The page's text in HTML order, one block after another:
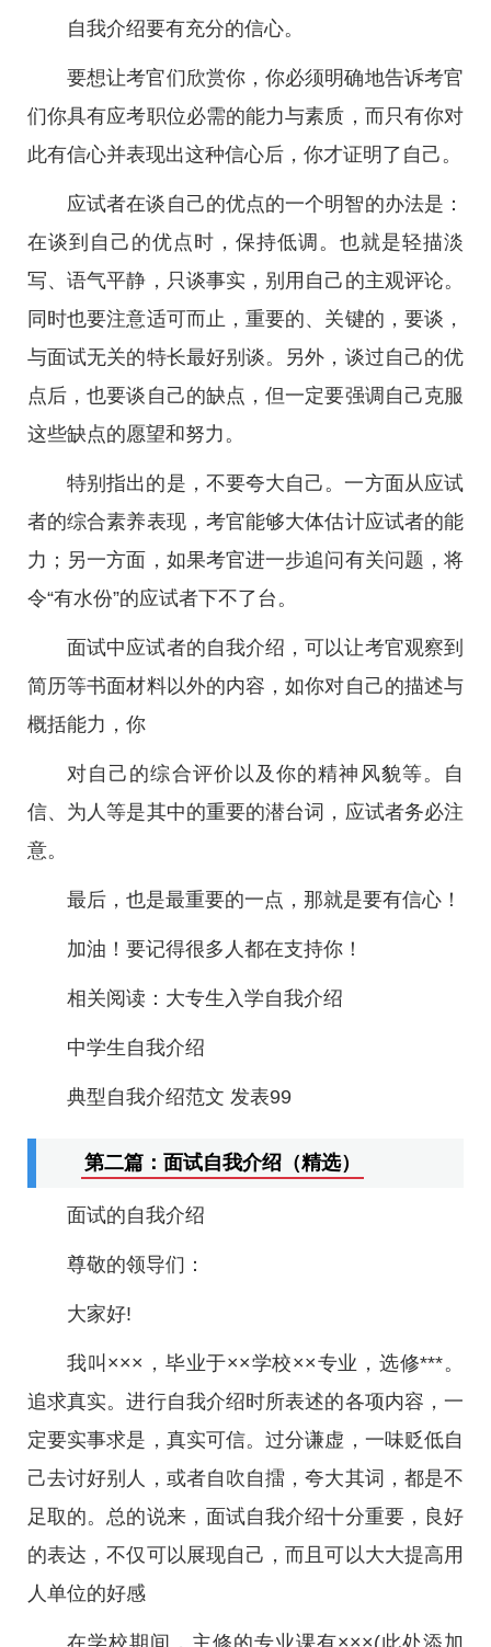
自我介绍要有充分的信心。
要想让考官们欣赏你，你必须明确地告诉考官
们你具有应考职位必需的能力与素质，而只有你对
此有信心并表现出这种信心后，你才证明了自己。
应试者在谈自己的优点的一个明智的办法是：
在谈到自己的优点时，保持低调。也就是轻描淡
写、语气平静，只谈事实，别用自己的主观评论。
同时也要注意适可而止，重要的、关键的，要谈，
与面试无关的特长最好别谈。另外，谈过自己的优
点后，也要谈自己的缺点，但一定要强调自己克服
这些缺点的愿望和努力。
特别指出的是，不要夸大自己。一方面从应试
者的综合素养表现，考官能够大体估计应试者的能
力；另一方面，如果考官进一步追问有关问题，将
令“有水份”的应试者下不了台。
面试中应试者的自我介绍，可以让考官观察到
简历等书面材料以外的内容，如你对自己的描述与
概括能力，你
对自己的综合评价以及你的精神风貌等。自
信、为人等是其中的重要的潜台词，应试者务必注
意。
最后，也是最重要的一点，那就是要有信心！
加油！要记得很多人都在支持你！
相关阅读：大专生入学自我介绍
中学生自我介绍
典型自我介绍范文 发表99
第二篇：面试自我介绍（精选）
面试的自我介绍
尊敬的领导们：
大家好!
我叫×××，毕业于××学校××专业，选修***。
追求真实。进行自我介绍时所表述的各项内容，一
定要实事求是，真实可信。过分谦虚，一味贬低自
己去讨好别人，或者自吹自擂，夸大其词，都是不
足取的。总的说来，面试自我介绍十分重要，良好
的表达，不仅可以展现自己，而且可以大大提高用
人单位的好感
在学校期间，主修的专业课有×××(此处添加